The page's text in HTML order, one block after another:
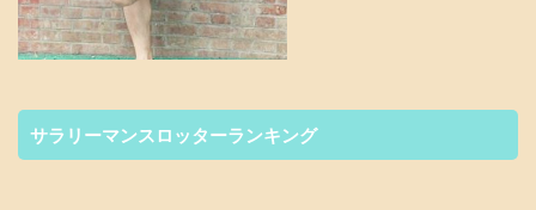
サラリーマンスロッターランキング